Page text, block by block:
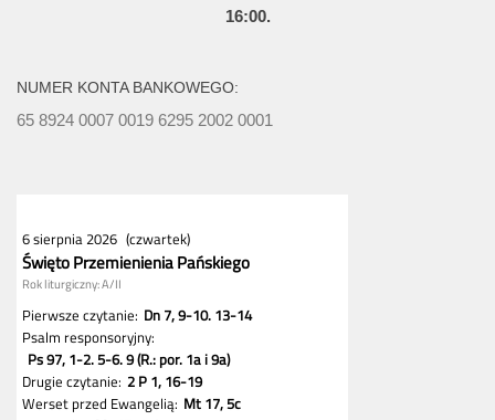
16:00.
NUMER KONTA BANKOWEGO:
65 8924 0007 0019 6295 2002 0001